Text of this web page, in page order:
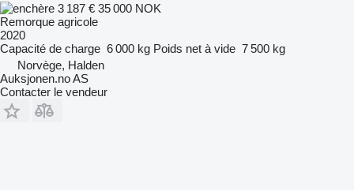
3 187 € 35 000 NOK
Remorque agricole
2020
Capacité de charge 6 000 kg Poids net à vide 7 500 kg
Norvège, Halden
Auksjonen.no AS
Contacter le vendeur